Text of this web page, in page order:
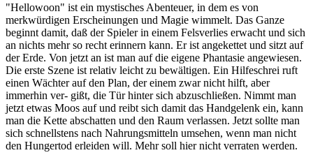
"Hellowoon" ist ein mystisches Abenteuer, in dem es von
merkwürdigen Erscheinungen und Magie wimmelt. Das Ganze
beginnt damit, daß der Spieler in einem Felsverlies erwacht und sich
an nichts mehr so recht erinnern kann. Er ist angekettet und sitzt auf
der Erde. Von jetzt an ist man auf die eigene Phantasie angewiesen.
Die erste Szene ist relativ leicht zu bewältigen. Ein Hilfeschrei ruft
einen Wächter auf den Plan, der einem zwar nicht hilft, aber
immerhin ver- gißt, die Tür hinter sich abzuschließen. Nimmt man
jetzt etwas Moos auf und reibt sich damit das Handgelenk ein, kann
man die Kette abschatten und den Raum verlassen. Jetzt sollte man
sich schnellstens nach Nahrungsmitteln umsehen, wenn man nicht
den Hungertod erleiden will. Mehr soll hier nicht verraten werden.